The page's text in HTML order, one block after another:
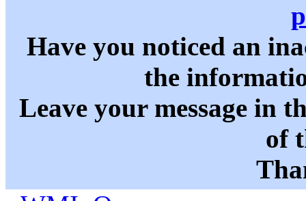
Have you noticed an
the
Leave your message in
of